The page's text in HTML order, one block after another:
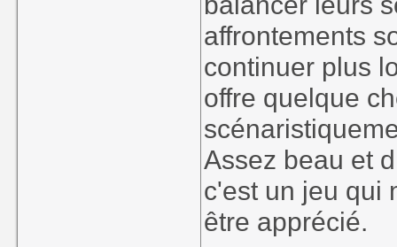
affrontements
continuer plus
offre quelque
Assez beau et
c'est un jeu qui
être apprécié.